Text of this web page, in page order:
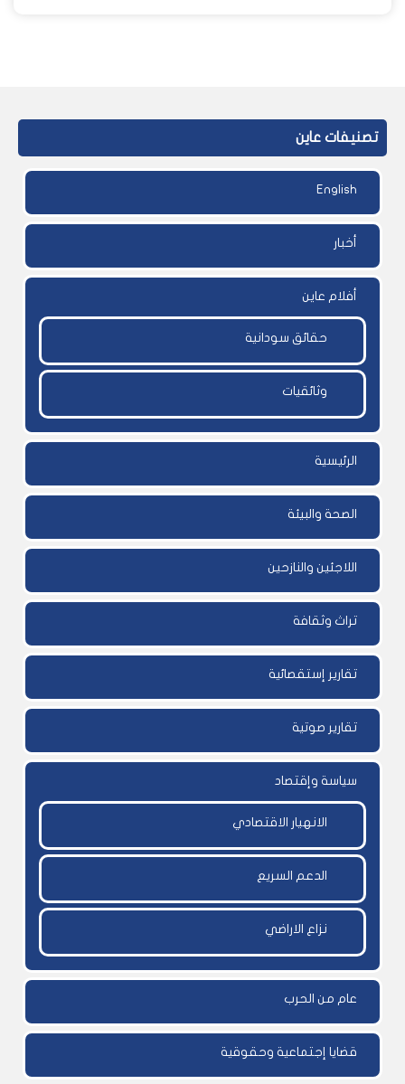
تصنيفات عاين
English
أخبار
أفلام عاين
حقائق سودانية
وثائقيات
الرئيسية
الصحة والبيئة
اللاجئين والنازحين
تراث وثقافة
تقارير إستقصائية
تقارير صوتية
سياسة وإقتصاد
الانهيار الاقتصادي
الدعم السريع
نزاع الاراضي
عام من الحرب
قضايا إجتماعية وحقوقية